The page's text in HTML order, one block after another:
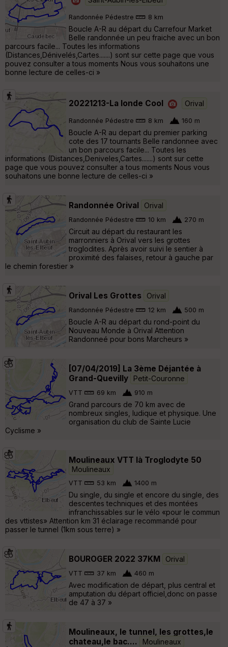
Randonnée Pédestre 8 km
Boucle A-R au départ du Carrefour Market
Belle randonnée un peu fraiche avec un bon
parcours facile... Toutes les informations
(Distances,Dénivelés,Cartes.......) sont sur cette page que vous
pouvez consulter a tous moments Nous vous souhaitons une
bonne lecture de celles-ci »
20221213-La londe Cool Orival
Randonnée Pédestre 8 km 160 m
Boucle A-R au depart du premier parking
cote des 17 tournants Belle randonnee avec
un bon parcours facile... Toutes les
informations (Distances,Deniveles,Cartes.......) sont sur cette
page que vous pouvez consulter a tous moments Nous vous
souhaitons une bonne lecture de celles-ci »
Randonnée Orival Orival
Randonnée Pédestre 10 km 270 m
Circuit au départ du restaurant les
marronniers à Orival vers les grottes
troglodites. Après avoir suivi le sentier à
proximité des falaises, retour à gauche par
le chemin forestier »
Orival Les Grottes Orival
Randonnée Pédestre 12 km 500 m
Boucle A-R au départ du rond-point du
Nouveau Monde à Orival Attention
Randonneé pour bons Marcheurs »
[07/04/2019] La 3ème Déjantée à
Grand-Quevilly
Petit-Couronne
VTT 69 km 910 m
Grand parcours de 70 km avec de
nombreux singles, ludique et physique. Une
organisation du club de Sainte Lucie
Cyclisme »
Moulineaux VTT là Troglodyte 50
Moulineaux
VTT 53 km 1400 m
Du single, du single et encore du single, des
descentes techniques et des montées
infranchissables sur le vélo «pour le commun
des vttistes» Attention km 31 éclairage recommandé pour
passer le tunnel (1km sous terre) »
BOUROGER 2022 37KM Orival
VTT 37 km 460 m
Avec modification de départ, plus central et
amputation du départ officiel,donc on passe
de 47 à 37 »
Moulineaux, le tunnel, les grottes,le
chateau,le bac....
Moulineaux